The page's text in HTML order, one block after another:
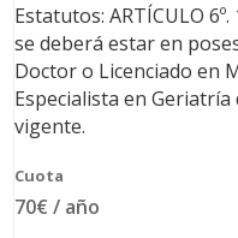
Estatutos: ARTÍCULO
se deberá estar en
Doctor o Licenciado en
Especialista en
vigente.
70€ / año